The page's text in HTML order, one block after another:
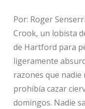
Por: Roger
Crook, un lobista
de Hartford para
ligeramente
razones que
prohibía cazar
domingos. Nadie